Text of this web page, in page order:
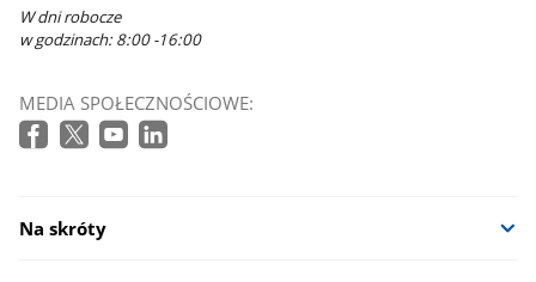
W dni robocze
w godzinach: 8:00 -16:00
MEDIA SPOŁECZNOŚCIOWE:
Na skróty